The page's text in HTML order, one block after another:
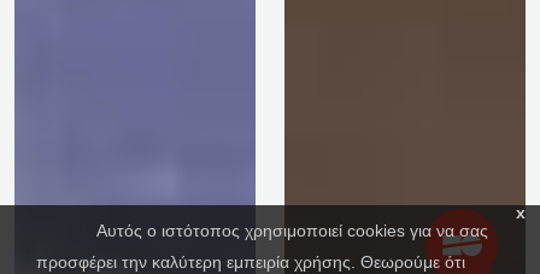
x
Αυτός ο ιστότοπος χρησιμοποιεί cookies για να σας
προσφέρει την καλύτερη εμπειρία χρήσης. Θεωρούμε ότι